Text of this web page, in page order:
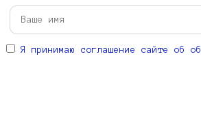
Я принимаю соглашение сайте об